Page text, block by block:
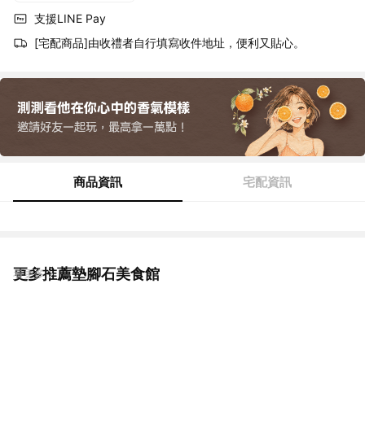
支援LINE Pay
[宅配商品]由收禮者自行填寫收件地址，便利又貼心。
商品資訊 宅配資訊
更多推薦墊腳石美食館
看更多